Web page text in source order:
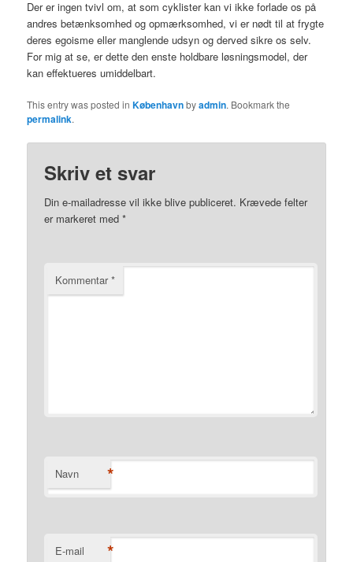
Der er ingen tvivl om, at som cyklister kan vi ikke forlade os på
andres betænksomhed og opmærksomhed, vi er nødt til at frygte
deres egoisme eller manglende udsyn og derved sikre os selv.
For mig at se, er dette den enste holdbare løsningsmodel, der
kan effektueres umiddelbart.
This entry was posted inKøbenhavnbyadmin. Bookmark the
permalink.
Skriv et svar
Din e-mailadresse vil ikke blive publiceret. Krævede felter
er markeret med*
Kommentar*
Navn *
E-mail *